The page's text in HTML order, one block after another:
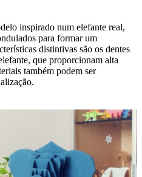
inspirado num elefante real,
para formar um
distintivas são os dentes
que proporcionam alta
também podem ser